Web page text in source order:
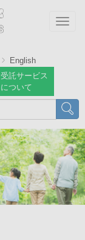
English
受託サービス
について
検索